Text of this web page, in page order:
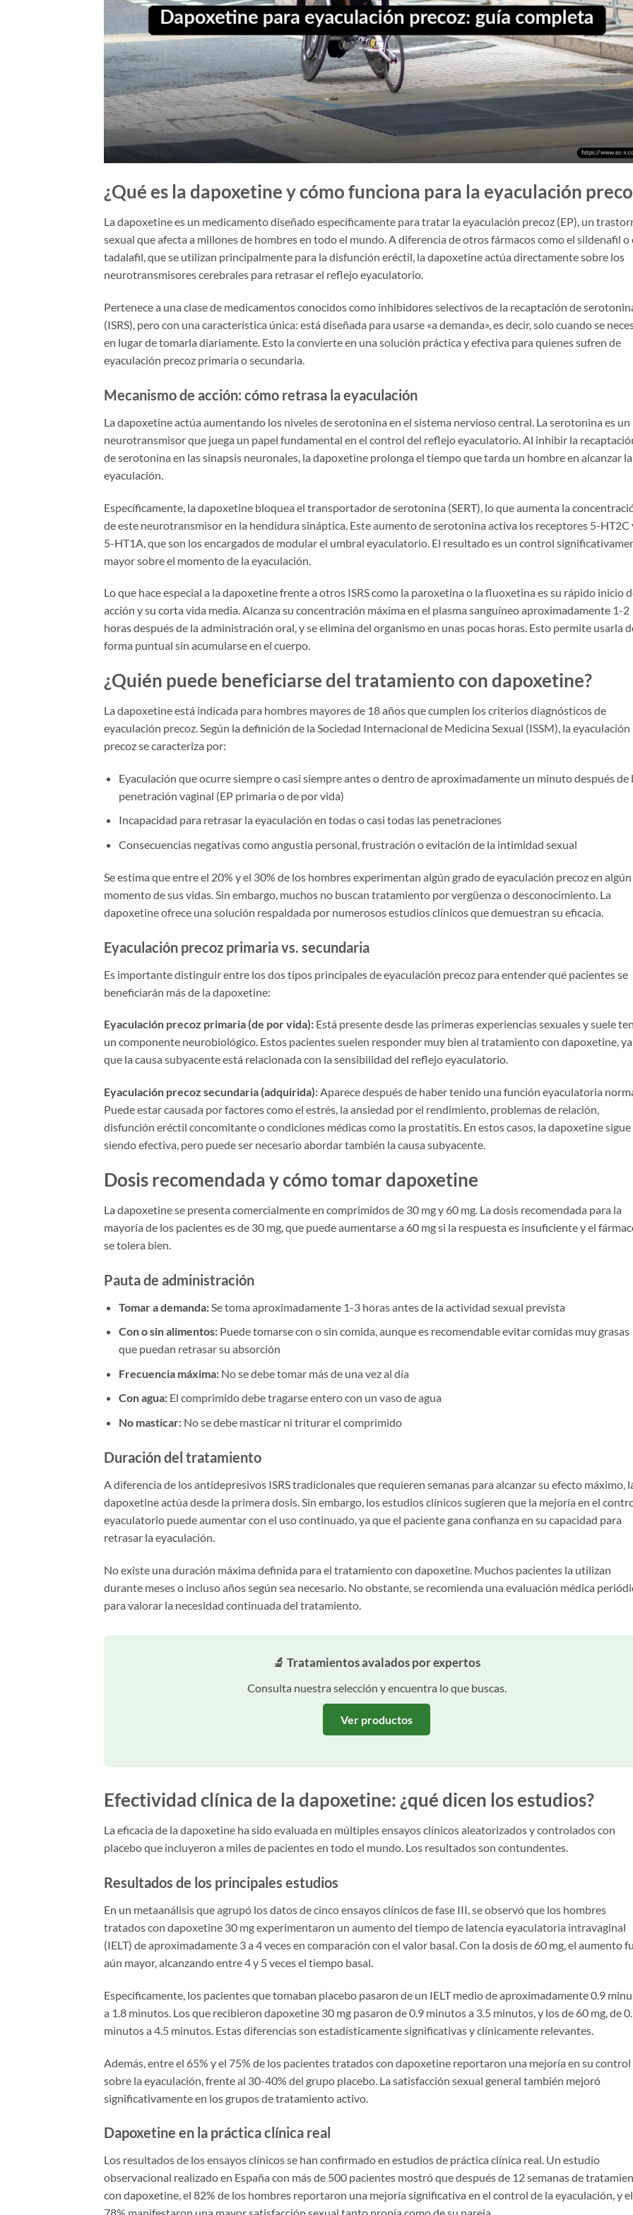
¿Qué es la dapoxetine y cómo funciona para la eyaculación
La dapoxetine es un medicamento diseñado específicamente para tratar la eyaculación precoz (EP), un
sexual que afecta a millones de hombres en todo el mundo. A diferencia de otros fármacos como el sildenafil o
tadalafil, que se utilizan principalmente para la disfunción eréctil, la dapoxetine actúa directamente sobre los
neurotransmisores cerebrales para retrasar el reflejo eyaculatorio.
Pertenece a una clase de medicamentos conocidos como inhibidores selectivos de la recaptación de
(ISRS), pero con una característica única: está diseñada para usarse «a demanda», es decir, solo cuando se
en lugar de tomarla diariamente. Esto la convierte en una solución práctica y efectiva para quienes sufren de
eyaculación precoz primaria o secundaria.
Mecanismo de acción: cómo retrasa la eyaculación
La dapoxetine actúa aumentando los niveles de serotonina en el sistema nervioso central. La serotonina es un
neurotransmisor que juega un papel fundamental en el control del reflejo eyaculatorio. Al inhibir la
de serotonina en las sinapsis neuronales, la dapoxetine prolonga el tiempo que tarda un hombre en alcanzar la
eyaculación.
Específicamente, la dapoxetine bloquea el transportador de serotonina (SERT), lo que aumenta la
de este neurotransmisor en la hendidura sináptica. Este aumento de serotonina activa los receptores 5-HT2C
5-HT1A, que son los encargados de modular el umbral eyaculatorio. El resultado es un control
mayor sobre el momento de la eyaculación.
Lo que hace especial a la dapoxetine frente a otros ISRS como la paroxetina o la fluoxetina es su rápido inicio
acción y su corta vida media. Alcanza su concentración máxima en el plasma sanguíneo aproximadamente 1-2
horas después de la administración oral, y se elimina del organismo en unas pocas horas. Esto permite usarla
forma puntual sin acumularse en el cuerpo.
¿Quién puede beneficiarse del tratamiento con dapoxetine?
La dapoxetine está indicada para hombres mayores de 18 años que cumplen los criterios diagnósticos de
eyaculación precoz. Según la definición de la Sociedad Internacional de Medicina Sexual (ISSM), la eyaculación
precoz se caracteriza por:
Eyaculación que ocurre siempre o casi siempre antes o dentro de aproximadamente un minuto después de
penetración vaginal (EP primaria o de por vida)
Incapacidad para retrasar la eyaculación en todas o casi todas las penetraciones
Consecuencias negativas como angustia personal, frustración o evitación de la intimidad sexual
Se estima que entre el 20% y el 30% de los hombres experimentan algún grado de eyaculación precoz en algún
momento de sus vidas. Sin embargo, muchos no buscan tratamiento por vergüenza o desconocimiento. La
dapoxetine ofrece una solución respaldada por numerosos estudios clínicos que demuestran su eficacia.
Eyaculación precoz primaria vs. secundaria
Es importante distinguir entre los dos tipos principales de eyaculación precoz para entender qué pacientes se
beneficiarán más de la dapoxetine:
Eyaculación precoz primaria (de por vida): Está presente desde las primeras experiencias sexuales y suele
un componente neurobiológico. Estos pacientes suelen responder muy bien al tratamiento con dapoxetine, ya
que la causa subyacente está relacionada con la sensibilidad del reflejo eyaculatorio.
Eyaculación precoz secundaria (adquirida):Aparece después de haber tenido una función eyaculatoria
Puede estar causada por factores como el estrés, la ansiedad por el rendimiento, problemas de relación,
disfunción eréctil concomitante o condiciones médicas como la prostatitis. En estos casos, la dapoxetine sigue
siendo efectiva, pero puede ser necesario abordar también la causa subyacente.
Dosis recomendada y cómo tomar dapoxetine
La dapoxetine se presenta comercialmente en comprimidos de 30 mg y 60 mg. La dosis recomendada para la
mayoría de los pacientes es de 30 mg, que puede aumentarse a 60 mg si la respuesta es insuficiente y el
se tolera bien.
Pauta de administración
Tomar a demanda:Se toma aproximadamente 1-3 horas antes de la actividad sexual prevista
Con o sin alimentos:Puede tomarse con o sin comida, aunque es recomendable evitar comidas muy grasas
que puedan retrasar su absorción
Frecuencia máxima:No se debe tomar más de una vez al día
Con agua:El comprimido debe tragarse entero con un vaso de agua
No masticar:No se debe masticar ni triturar el comprimido
Duración del tratamiento
A diferencia de los antidepresivos ISRS tradicionales que requieren semanas para alcanzar su efecto máximo,
dapoxetine actúa desde la primera dosis. Sin embargo, los estudios clínicos sugieren que la mejoría en el
eyaculatorio puede aumentar con el uso continuado, ya que el paciente gana confianza en su capacidad para
retrasar la eyaculación.
No existe una duración máxima definida para el tratamiento con dapoxetine. Muchos pacientes la utilizan
durante meses o incluso años según sea necesario. No obstante, se recomienda una evaluación médica
para valorar la necesidad continuada del tratamiento.
🔬 Tratamientos avalados por expertos
Consulta nuestra selección y encuentra lo que buscas.
Ver productos
Efectividad clínica de la dapoxetine: ¿qué dicen los estudios?
La eficacia de la dapoxetine ha sido evaluada en múltiples ensayos clínicos aleatorizados y controlados con
placebo que incluyeron a miles de pacientes en todo el mundo. Los resultados son contundentes.
Resultados de los principales estudios
En un metaanálisis que agrupó los datos de cinco ensayos clínicos de fase III, se observó que los hombres
tratados con dapoxetine 30 mg experimentaron un aumento del tiempo de latencia eyaculatoria intravaginal
(IELT) de aproximadamente 3 a 4 veces en comparación con el valor basal. Con la dosis de 60 mg, el aumento
aún mayor, alcanzando entre 4 y 5 veces el tiempo basal.
Específicamente, los pacientes que tomaban placebo pasaron de un IELT medio de aproximadamente 0.9
a 1.8 minutos. Los que recibieron dapoxetine 30 mg pasaron de 0.9 minutos a 3.5 minutos, y los de 60 mg, de
minutos a 4.5 minutos. Estas diferencias son estadísticamente significativas y clínicamente relevantes.
Además, entre el 65% y el 75% de los pacientes tratados con dapoxetine reportaron una mejoría en su control
sobre la eyaculación, frente al 30-40% del grupo placebo. La satisfacción sexual general también mejoró
significativamente en los grupos de tratamiento activo.
Dapoxetine en la práctica clínica real
Los resultados de los ensayos clínicos se han confirmado en estudios de práctica clínica real. Un estudio
observacional realizado en España con más de 500 pacientes mostró que después de 12 semanas de
con dapoxetine, el 82% de los hombres reportaron una mejoría significativa en el control de la eyaculación, y el